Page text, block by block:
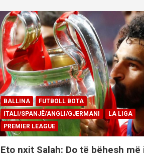
BALLINA
FUTBOLL BOTA
ITALI/SPANJË/ANGLI/GJERMANI
LA LIGA
PREMIER LEAGUE
Eto nxit Salah: Do të bëhesh më